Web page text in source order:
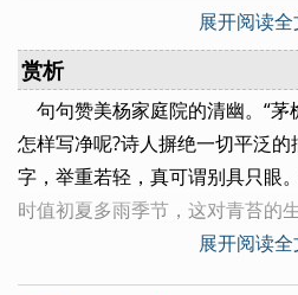
陵时的邻居。也是作者元丰年间
的一位邻里好友。
茅檐：茅屋檐下，这里指庭院。
成畦(qí)：成垄成行。 畦：经
护田：这里指护卫环绕着园田
将：携带。 绿：指水色。排闼
青来：送来绿色
展开阅读
赏析
句句赞美杨家庭院的清幽。“茅
怎样写净呢?诗人摒绝一切平泛的
字，举重若轻，真可谓别具只眼
时值初夏多雨季节，这对青苔的
利。况且，青苔性喜阴暗，总是
展开阅读